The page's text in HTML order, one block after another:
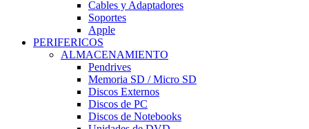
Cables y Adaptadores
Soportes
Apple
PERIFERICOS
ALMACENAMIENTO
Pendrives
Memoria SD / Micro SD
Discos Externos
Discos de PC
Discos de Notebooks